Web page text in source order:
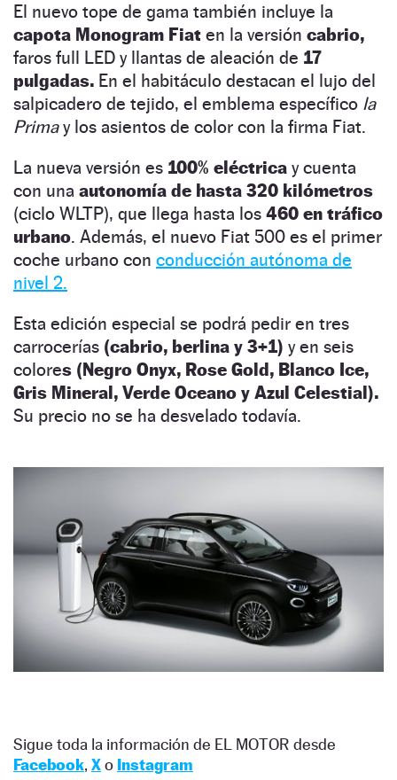
El nuevo tope de gama también incluye la
capota Monogram Fiat en la versión cabrio,
faros full LED y llantas de aleación de 17
pulgadas. En el habitáculo destacan el lujo del
salpicadero de tejido, el emblema específico la
Primay los asientos de color con la firma Fiat.
La nueva versión es 100% eléctrica y cuenta
con una autonomía de hasta 320 kilómetros
(ciclo WLTP), que llega hasta los 460 en tráfico
urbano. Además, el nuevo Fiat 500 es el primer
coche urbano con conducción autónoma de
nivel 2.
Esta edición especial se podrá pedir en tres
carrocerías (cabrio, berlina y 3+1) y en seis
colores (Negro Onyx, Rose Gold, Blanco Ice,
Gris Mineral, Verde Oceano y Azul Celestial).
Su precio no se ha desvelado todavía.
Sigue toda la información de EL MOTOR desde
Facebook, Xo Instagram